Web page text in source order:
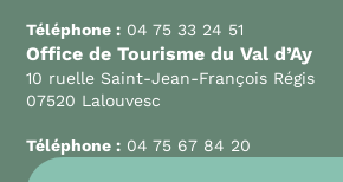
Téléphone : 04 75 33 24 51
Office de Tourisme du Val d’Ay
10 ruelle Saint-Jean-François Régis
07520 Lalouvesc
Téléphone : 04 75 67 84 20